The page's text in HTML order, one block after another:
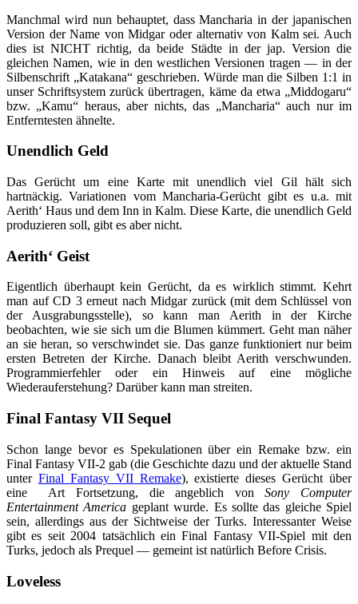
Manchmal wird nun behauptet, dass Mancharia in der japanischen
Version der Name von Midgar oder alternativ von Kalm sei. Auch
dies ist NICHT richtig, da beide Städte in der jap. Version die
gleichen Namen, wie in den westlichen Versionen tragen — in der
Silbenschrift „Katakana“ geschrieben. Würde man die Silben 1:1 in
unser Schriftsystem zurück übertragen, käme da etwa „Middogaru“
bzw. „Kamu“ heraus, aber nichts, das „Mancharia“ auch nur im
Entferntesten ähnelte.
Unendlich Geld
Das Gerücht um eine Karte mit unendlich viel Gil hält sich
hartnäckig. Variationen vom Mancharia-Gerücht gibt es u.a. mit
Aerith‘ Haus und dem Inn in Kalm. Diese Karte, die unendlich Geld
produzieren soll, gibt es aber nicht.
Aerith‘ Geist
Eigentlich überhaupt kein Gerücht, da es wirklich stimmt. Kehrt
man auf CD 3 erneut nach Midgar zurück (mit dem Schlüssel von
der Ausgrabungsstelle), so kann man Aerith in der Kirche
beobachten, wie sie sich um die Blumen kümmert. Geht man näher
an sie heran, so verschwindet sie. Das ganze funktioniert nur beim
ersten Betreten der Kirche. Danach bleibt Aerith verschwunden.
Programmierfehler oder ein Hinweis auf eine mögliche
Wiederauferstehung? Darüber kann man streiten.
Final Fantasy VII Sequel
Schon lange bevor es Spekulationen über ein Remake bzw. ein
Final Fantasy VII-2 gab (die Geschichte dazu und der aktuelle Stand
unter Final Fantasy VII Remake), existierte dieses Gerücht über
eine Art Fortsetzung, die angeblich vonSony Computer
Entertainment America geplant wurde. Es sollte das gleiche Spiel
sein, allerdings aus der Sichtweise der Turks. Interessanter Weise
gibt es seit 2004 tatsächlich ein Final Fantasy VII-Spiel mit den
Turks, jedoch als Prequel — gemeint ist natürlich Before Crisis.
Loveless